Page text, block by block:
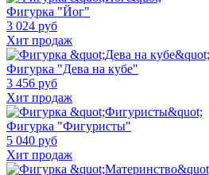
Фигурка "Йог"
3 024 руб
Хит продаж
Фигурка "Дева на кубе"
3 456 руб
Хит продаж
Фигурка "Фигуристы"
5 040 руб
Хит продаж